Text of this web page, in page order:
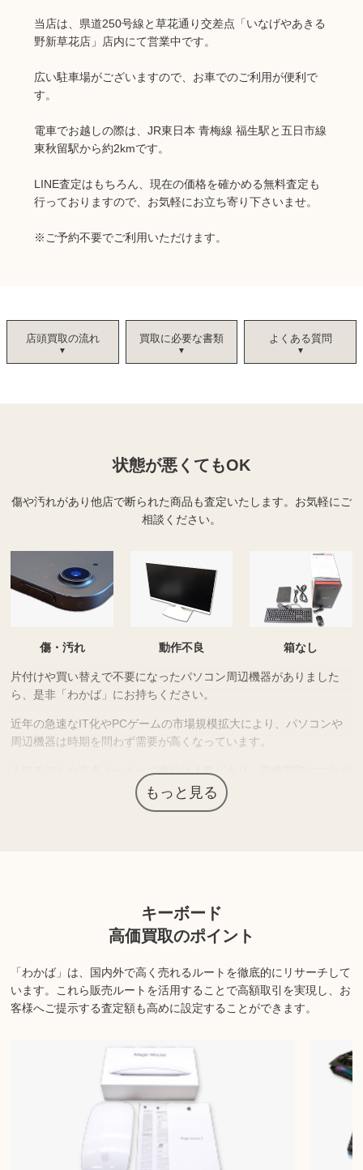
当店は、県道250号線と草花通り交差点「いなげやあきる
野新草花店」店内にて営業中です。
広い駐車場がございますので、お車でのご利用が便利で
す。
電車でお越しの際は、JR東日本 青梅線 福生駅と五日市線
東秋留駅から約2kmです。
LINE査定はもちろん、現在の価格を確かめる無料査定も
行っておりますので、お気軽にお立ち寄り下さいませ。
※ご予約不要でご利用いただけます。
店頭買取の流れ 買取に必要な書類 よくある質問
状態が悪くてもOK
傷や汚れがあり他店で断られた商品も査定いたします。 お気軽にご
相談ください。
傷・汚れ 動作不良 箱なし
片付けや買い替えで不要になったパソコン周辺機器がありました
ら、是非「わかば」にお持ちください。
近年の急速なIT化やPCゲームの市場規模拡大により、パソコンや
周辺機器は時期を問わず需要が高くなっています。
人気モデルや有名メーカーの商品は人気があり、高価買取につなが
す。詳しくは店舗までお問い合わせください。
もっと見る
キーボード
高価買取のポイント
「わかば」は、国内外で高く売れるルートを徹底的にリサーチして
います。 これら販売ルートを活用することで高額取引を実現し、お
客様へご提示する査定額も高めに設定することができます。